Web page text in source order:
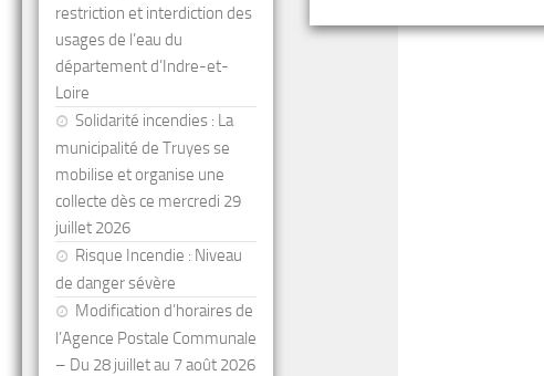
restriction et interdiction des
usages de l’eau du
département d’Indre-et-
Loire
Solidarité incendies : La
municipalité de Truyes se
mobilise et organise une
collecte dès ce mercredi 29
juillet 2026
Risque Incendie : Niveau
de danger sévère
Modification d’horaires de
l’Agence Postale Communale
– Du 28 juillet au 7 août 2026